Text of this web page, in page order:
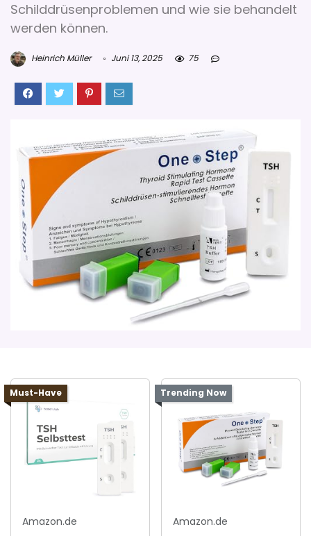
Schilddrüsenproblemen und wie sie behandelt
werden können.
Heinrich Müller Juni 13, 2025 75
Must-Have
Amazon.de
Trending Now
Amazon.de